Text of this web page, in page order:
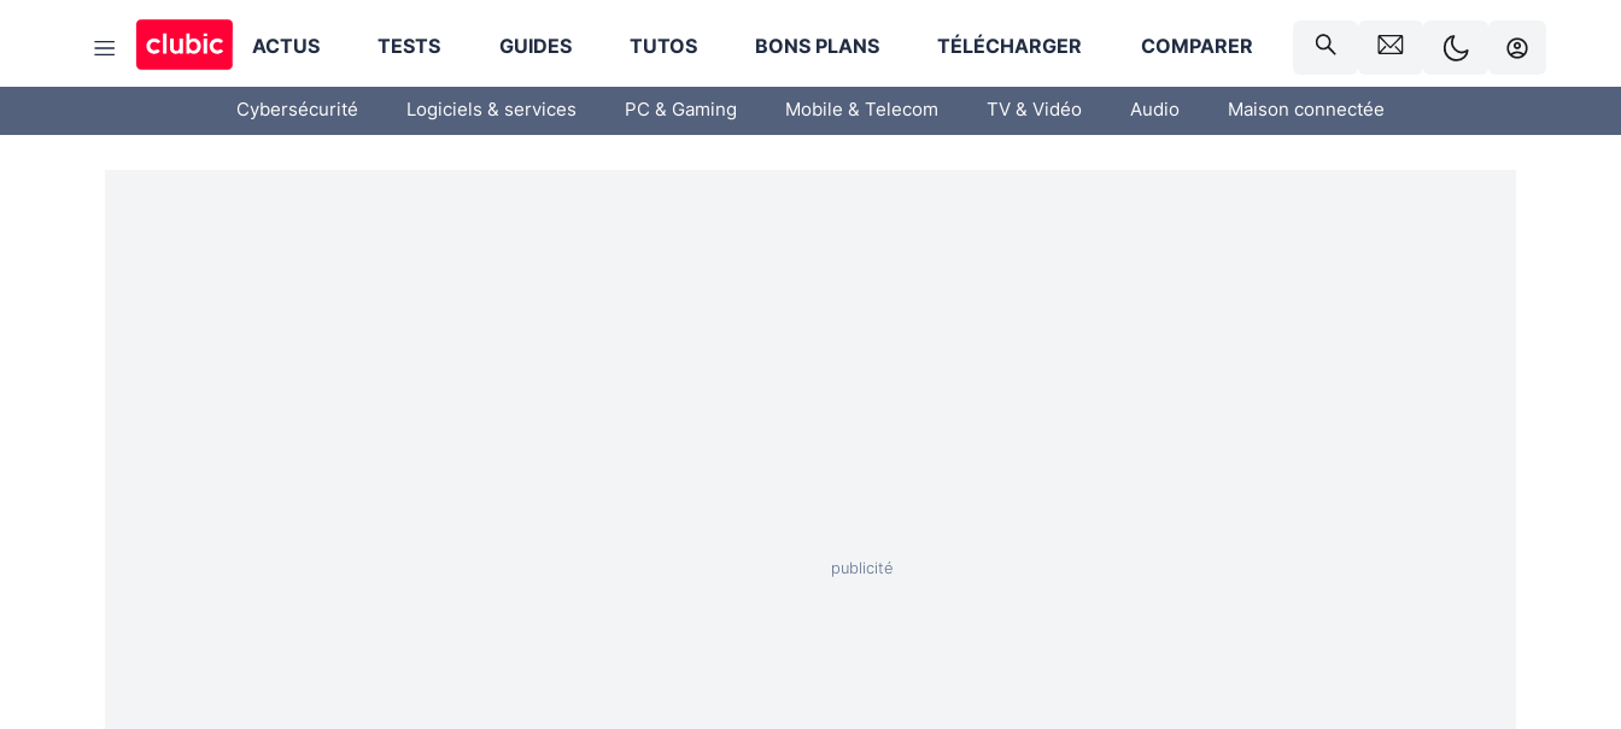
ACTUS TESTS GUIDES TUTOS BONS PLANS TÉLÉCHARGER COMPARER
Cybersécurité Logiciels & services PC & Gaming Mobile & Telecom TV & Vidéo Audio Maison connectée